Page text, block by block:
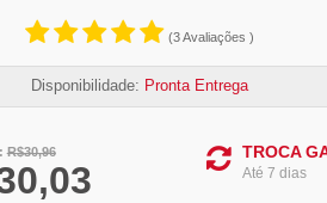
(3 Avaliações )
Disponibilidade: Pronta Entrega
R$30,96 TROCA
Até 7 dias